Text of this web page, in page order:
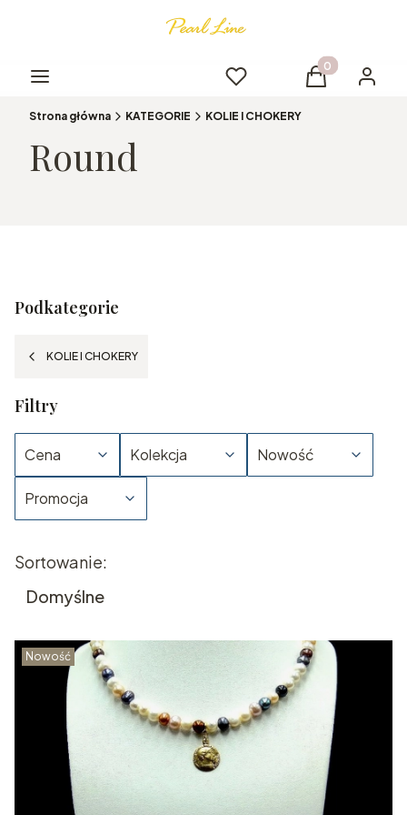
Menu Ulubione Produkty w
Koszyk
Strona główna KATEGORIE KOLIE I CHOKERY
Round
Podkategorie
KOLIE I CHOKERY
Filtry
Cena Kolekcja Nowość
Promocja
Lista produktów
Sortowanie:
Domyślne
Nowość